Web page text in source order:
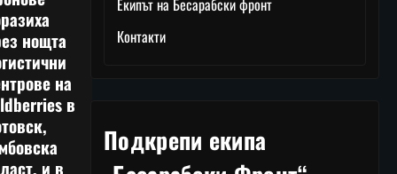
нощта
на
в
и в
Екипът на Бесарабски фронт
Контакти
Подкрепи екипа